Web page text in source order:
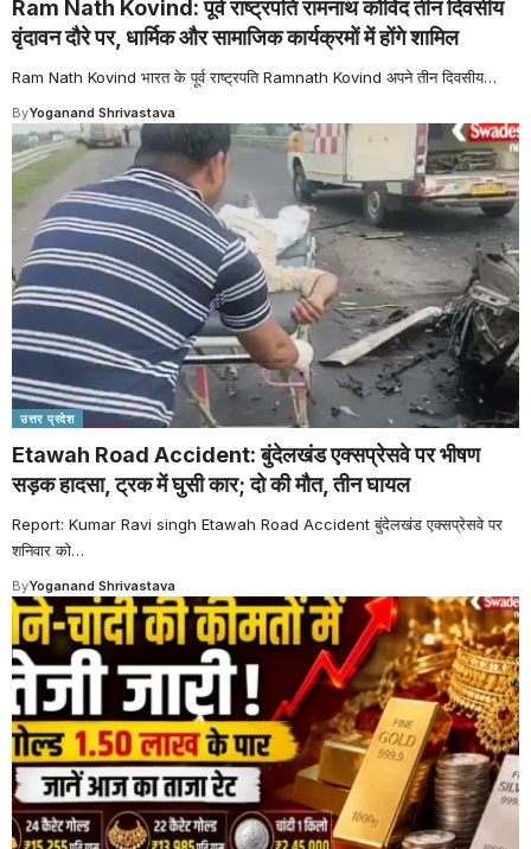
Ram Nath Kovind: पूर्व राष्ट्रपति रामनाथ कोविंद तीन दिवसीय
वृंदावन दौरे पर, धार्मिक और सामाजिक कार्यक्रमों में होंगे शामिल
Ram Nath Kovind भारत के पूर्व राष्ट्रपति Ramnath Kovind अपने तीन दिवसीय…
ByYoganand Shrivastava
उत्तर प्रदेश
Etawah Road Accident: बुंदेलखंड एक्सप्रेसवे पर भीषण
सड़क हादसा, ट्रक में घुसी कार; दो की मौत, तीन घायल
Report: Kumar Ravi singh Etawah Road Accident बुंदेलखंड एक्सप्रेसवे पर
शनिवार को…
ByYoganand Shrivastava